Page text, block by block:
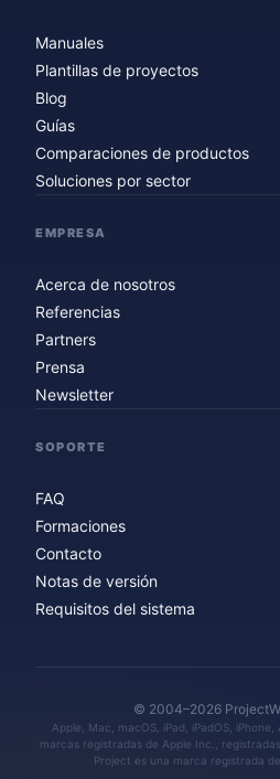
Manuales
Plantillas de proyectos
Blog
Guías
Comparaciones de productos
Soluciones por sector
EMPRESA
Acerca de nosotros
Referencias
Partners
Prensa
Newsletter
SOPORTE
FAQ
Formaciones
Contacto
Notas de versión
Requisitos del sistema
© 2004–2026
Apple, Mac, macOS, iPad, iPadOS,
marcas registradas de Apple Inc.,
Project es una marca registrada